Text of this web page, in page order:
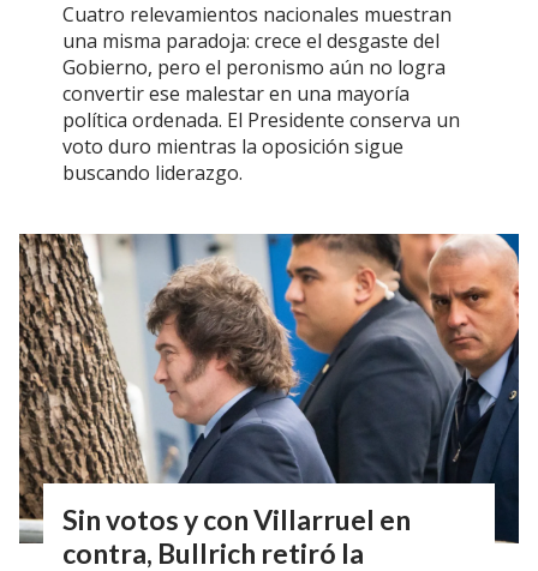
Cuatro relevamientos nacionales muestran
una misma paradoja: crece el desgaste del
Gobierno, pero el peronismo aún no logra
convertir ese malestar en una mayoría
política ordenada. El Presidente conserva un
voto duro mientras la oposición sigue
buscando liderazgo.
Sin votos y con Villarruel en
contra, Bullrich retiró la